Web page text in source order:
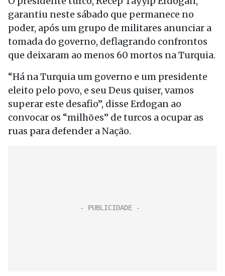
garantiu neste sábado que permanece no
poder, após um grupo de militares anunciar a
tomada do governo, deflagrando confrontos
que deixaram ao menos 60 mortos na Turquia.
“Há na Turquia um governo e um presidente
eleito pelo povo, e seu Deus quiser, vamos
superar este desafio”, disse Erdogan ao
convocar os “milhões” de turcos a ocupar as
ruas para defender a Nação.